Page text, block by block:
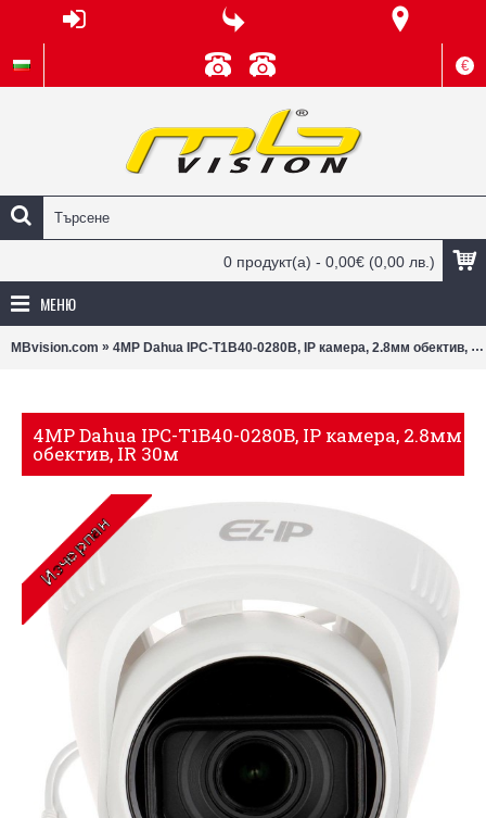
€
0 продукт(а) - 0,00€ (0,00 лв.)
МЕНЮ
MBvision.com » 4MP Dahua IPC-Т1B40-0280B, IP камера, 2.8мм обектив, IR 30м
4MP Dahua IPC-Т1B40-0280B, IP камера, 2.8мм
обектив, IR 30м